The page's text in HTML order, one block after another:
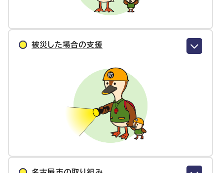
被災した場合の支援